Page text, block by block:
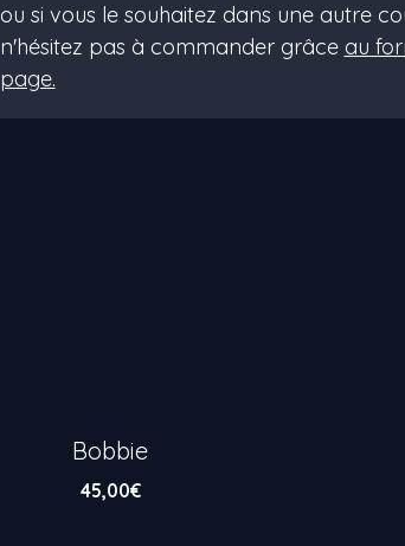
ou si vous le souhaitez dans une autre
n'hésitez pas à commander grâce au
page.
Bobbie
45,00€